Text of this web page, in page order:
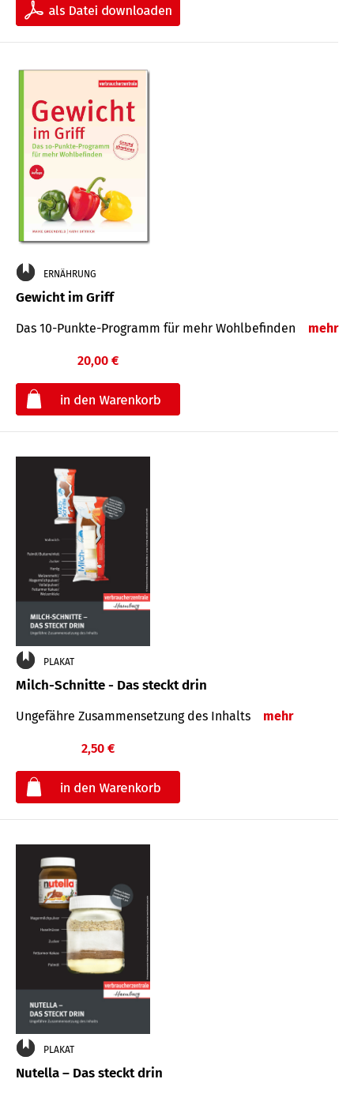
ERNÄHRUNG
Gewicht im Griff
Das 10-Punkte-Programm für mehr Wohlbefinden mehr
20,00 €
PLAKAT
Milch-Schnitte - Das steckt drin
Ungefähre Zu­sammen­setzung des Inhalts mehr
2,50 €
PLAKAT
Nutella – Das steckt drin